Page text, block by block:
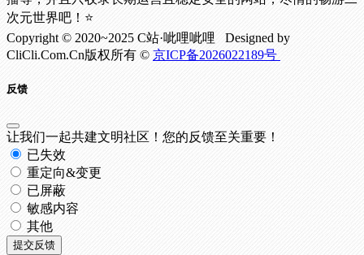
次元世界吧！⭐
Copyright © 2020~2025 C站·呲哩呲哩 Designed by
CliCli.Com.Cn版权所有 © 京ICP备2026022189号
反馈
让我们一起共建文明社区！您的反馈至关重要！
已失效
重定向&变更
已屏蔽
敏感内容
其他
提交反馈